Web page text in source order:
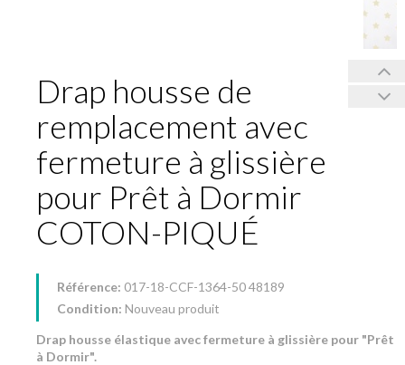
Drap housse de
remplacement avec
fermeture à glissière
pour Prêt à Dormir
COTON-PIQUÉ
Référence: 017-18-CCF-1364-50 48189
Condition: Nouveau produit
Drap housse élastique avec fermeture à glissière pour "Prêt
à Dormir".